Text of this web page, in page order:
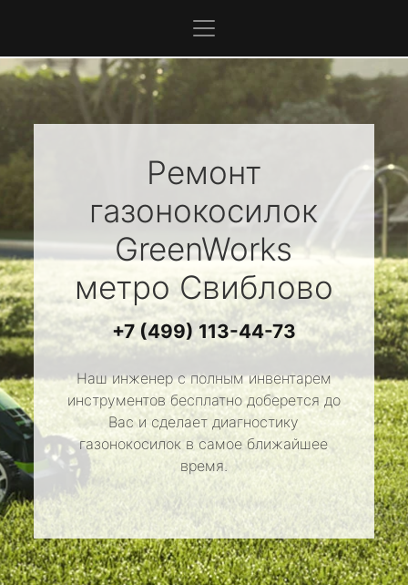
Ремонт
газонокосилок
GreenWorks
метро Свиблово
+7 (499) 113-44-73
Наш инженер с полным инвентарем
инструментов бесплатно доберется до
Вас и сделает диагностику
газонокосилок в самое ближайшее
время.